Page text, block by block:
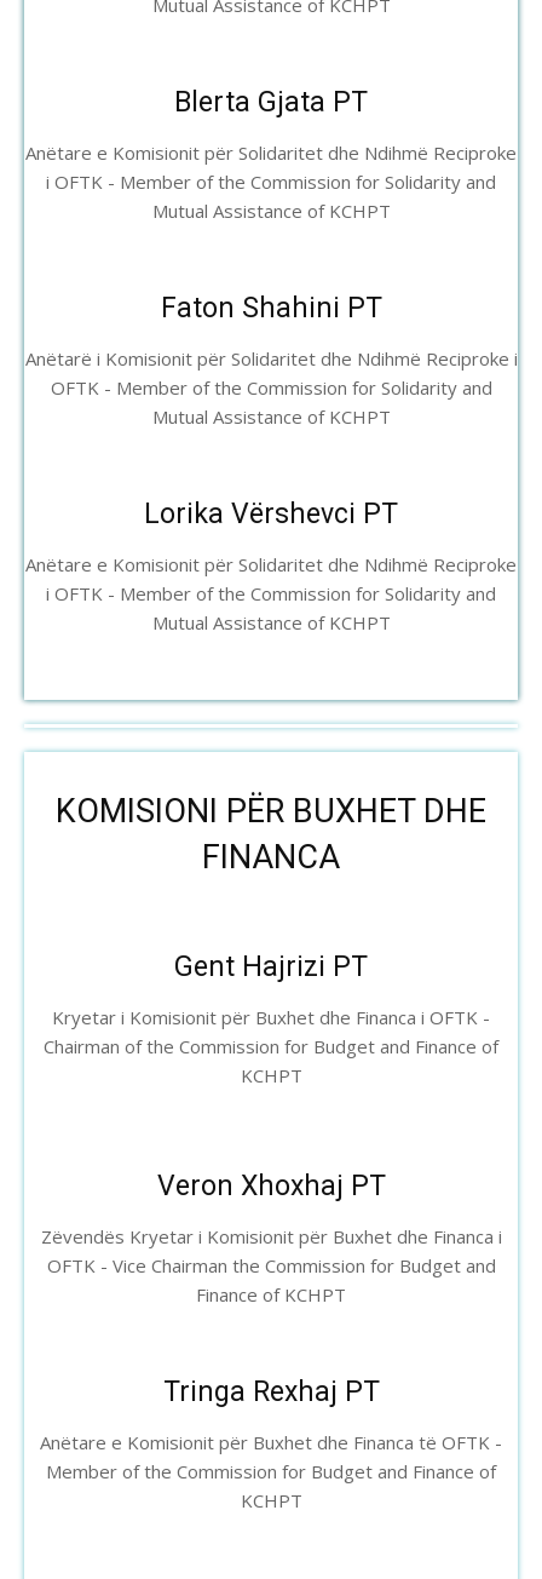
Blerta Gjata PT
Anëtare e Komisionit për Solidaritet dhe Ndihmë Reciproke
i OFTK - Member of the Commission for Solidarity and
Mutual Assistance of KCHPT
Faton Shahini PT
Anëtarë i Komisionit për Solidaritet dhe Ndihmë Reciproke i
OFTK - Member of the Commission for Solidarity and
Mutual Assistance of KCHPT
Lorika Vërshevci PT
Anëtare e Komisionit për Solidaritet dhe Ndihmë Reciproke
i OFTK - Member of the Commission for Solidarity and
Mutual Assistance of KCHPT
KOMISIONI PËR BUXHET DHE
FINANCA
Gent Hajrizi PT
Kryetar i Komisionit për Buxhet dhe Financa i OFTK -
Chairman of the Commission for Budget and Finance of
KCHPT
Veron Xhoxhaj PT
Zëvendës Kryetar i Komisionit për Buxhet dhe Financa i
OFTK - Vice Chairman the Commission for Budget and
Finance of KCHPT
Tringa Rexhaj PT
Anëtare e Komisionit për Buxhet dhe Financa të OFTK -
Member of the Commission for Budget and Finance of
KCHPT